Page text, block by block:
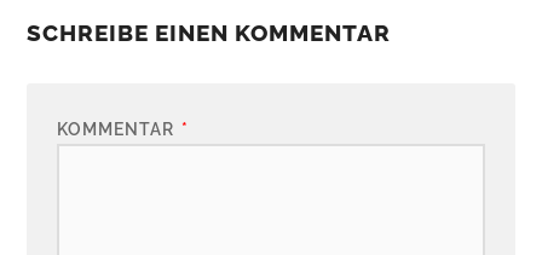
SCHREIBE EINEN KOMMENTAR
KOMMENTAR *